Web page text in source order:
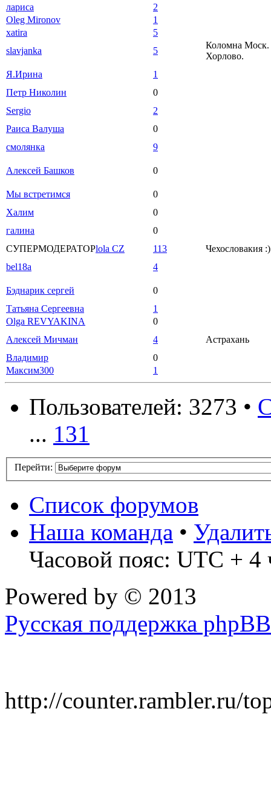
лариса
2
Oleg Mironov
1
xatira
5
slavjanka
5
Коломна Моск.
Хорлово.
Я.Ирина
1
Петр Николин
0
Sergio
2
Раиса Валуша
0
смолянка
9
Алексей Башков 0
Мы встретимся
0
Халим
0
галина
0
СУПЕРМОДЕРАТОРlola CZ 113
Чехословакия :)
bel18a
4
Бэднарик сергей
0
Татьяна Сергеевна
1
Olga REVYAKINA
0
Алексей Мичман
4
Астрахань
Владимир
0
Максим300
1
Пользователей: 3273 •
... 131
Перейти:
Список форумов
Наша команда •
Часовой пояс: UTC + 4
Powered by © 2013
Русская поддержка phpBB
http://counter.rambler.ru/